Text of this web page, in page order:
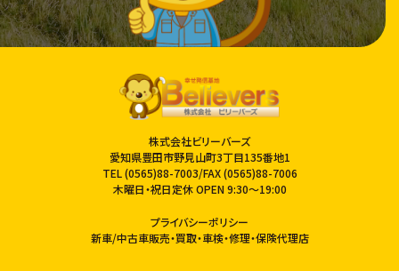
株式会社ビリーバーズ
愛知県豊田市野見山町3丁目135番地1
TEL(0565)88-7003/FAX (0565)88-7006
木曜日・祝日定休 OPEN 9:30〜19:00
プライバシーポリシー
新車/中古車販売・買取・車検・修理・保険代理店